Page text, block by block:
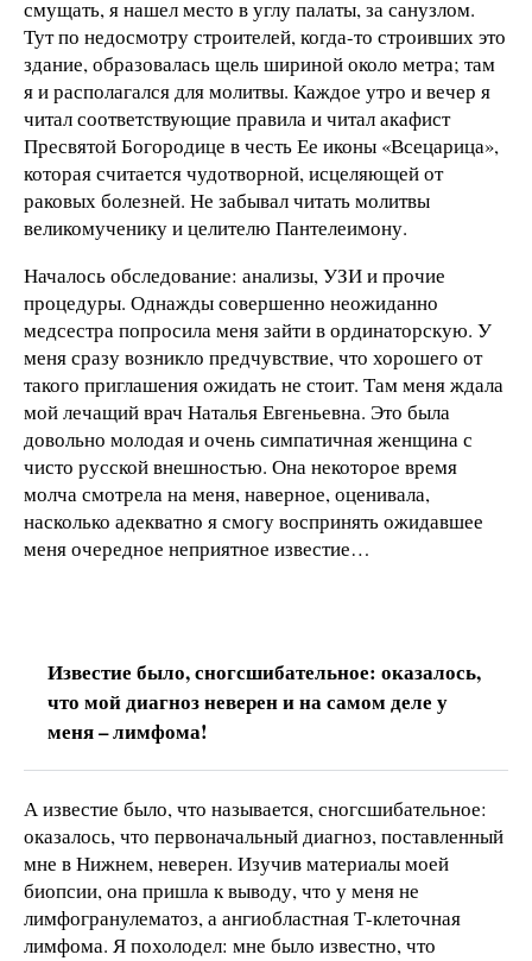
смущать, я нашел место в углу палаты, за санузлом.
Тут по недосмотру строителей, когда-то строивших это
здание, образовалась щель шириной около метра; там
я и располагался для молитвы. Каждое утро и вечер я
читал соответствующие правила и читал акафист
Пресвятой Богородице в честь Ее иконы «Всецарица»,
которая считается чудотворной, исцеляющей от
раковых болезней. Не забывал читать молитвы
великомученику и целителю Пантелеимону.
Началось обследование: анализы, УЗИ и прочие
процедуры. Однажды совершенно неожиданно
медсестра попросила меня зайти в ординаторскую. У
меня сразу возникло предчувствие, что хорошего от
такого приглашения ожидать не стоит. Там меня ждала
мой лечащий врач Наталья Евгеньевна. Это была
довольно молодая и очень симпатичная женщина с
чисто русской внешностью. Она некоторое время
молча смотрела на меня, наверное, оценивала,
насколько адекватно я смогу воспринять ожидавшее
меня очередное неприятное известие…
Известие было, сногсшибательное: оказалось,
что мой диагноз неверен и на самом деле у
меня – лимфома!
А известие было, что называется, сногсшибательное:
оказалось, что первоначальный диагноз, поставленный
мне в Нижнем, неверен. Изучив материалы моей
биопсии, она пришла к выводу, что у меня не
лимфогранулематоз, а ангиобластная Т-клеточная
лимфома. Я похолодел: мне было известно, что